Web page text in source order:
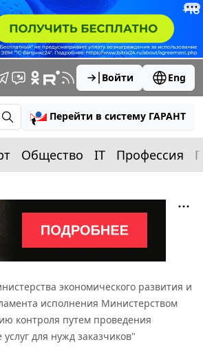
Войти Eng
Перейти в систему ГАРАНТ
Общество IT Профессия
экономического развития и
исполнения Министерством
контроля путем проведения
для нужд заказчиков"